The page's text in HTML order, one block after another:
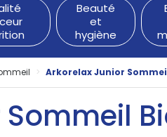
Beauté
et
hygiène
Arkorelax Junior